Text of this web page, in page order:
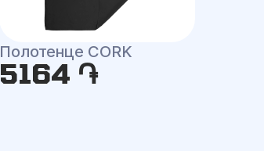
Полотенце CORK
5164 ֏